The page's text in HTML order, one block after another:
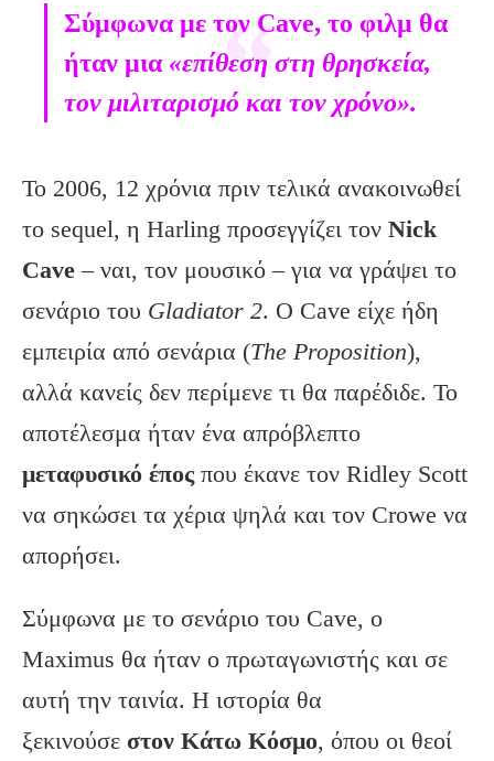
Σύμφωνα με τον Cave, το φιλμ θα
ήταν μια«επίθεση στη θρησκεία,
τον μιλιταρισμό και τον χρόνο».
To 2006, 12 χρόνια πριν τελικά ανακοινωθεί
το sequel, η Harling προσεγγίζει τον Nick
Cave – ναι, τον μουσικό – για να γράψει το
σενάριο του Gladiator 2. Ο Cave είχε ήδη
εμπειρία από σενάρια (The Proposition),
αλλά κανείς δεν περίμενε τι θα παρέδιδε. Το
αποτέλεσμα ήταν ένα απρόβλεπτο
μεταφυσικό έποςπου έκανε τον Ridley Scott
να σηκώσει τα χέρια ψηλά και τον Crowe να
απορήσει.
Σύμφωνα με το σενάριο του Cave, ο
Maximus θα ήταν ο πρωταγωνιστής και σε
αυτή την ταινία. Η ιστορία θα
ξεκινούσε στον Κάτω Κόσμο, όπου οι θεοί